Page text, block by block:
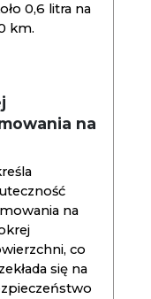
0,6 litra na
km.
na
na
co
się na